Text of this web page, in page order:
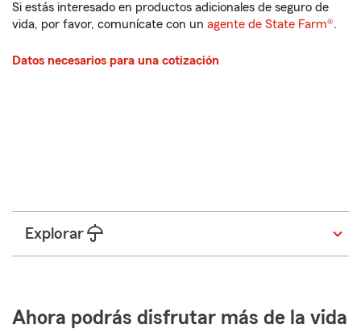
Si estás interesado en productos adicionales de seguro de
vida, por favor, comunícate con un agente de State Farm®.
Datos necesarios para una cotización
Explorar
Ahora podrás disfrutar más de la vida